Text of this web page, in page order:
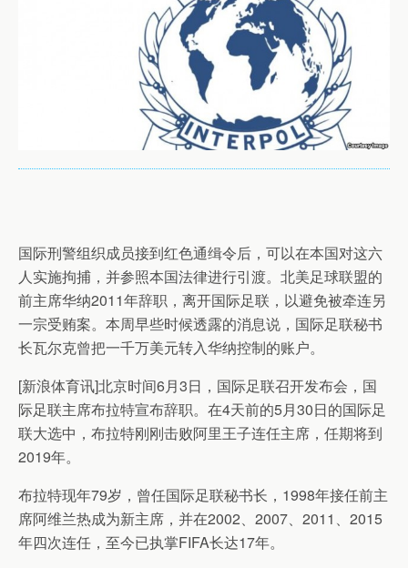
国际刑警组织成员接到红色通缉令后，可以在本国对这六
人实施拘捕，并参照本国法律进行引渡。北美足球联盟的
前主席华纳2011年辞职，离开国际足联，以避免被牵连另
一宗受贿案。本周早些时候透露的消息说，国际足联秘书
长瓦尔克曾把一千万美元转入华纳控制的账户。
[新浪体育讯]北京时间6月3日，国际足联召开发布会，国
际足联主席布拉特宣布辞职。在4天前的5月30日的国际足
联大选中，布拉特刚刚击败阿里王子连任主席，任期将到
2019年。
布拉特现年79岁，曾任国际足联秘书长，1998年接任前主
席阿维兰热成为新主席，并在2002、2007、2011、2015
年四次连任，至今已执掌FIFA长达17年。